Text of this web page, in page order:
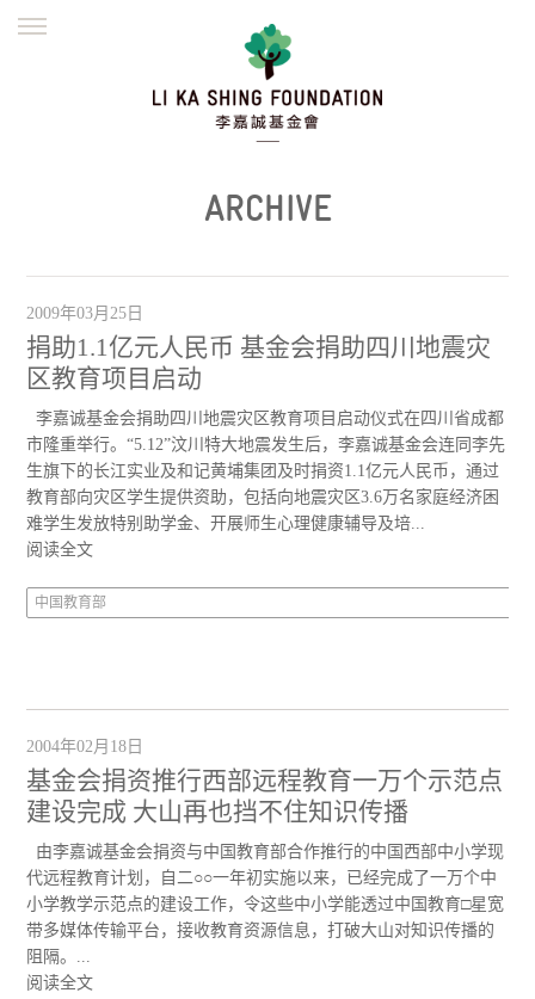
繁體
ARCHIVE
2009年03月25日
捐助1.1亿元人民币 基金会捐助四川地震灾
区教育项目启动
李嘉诚基金会捐助四川地震灾区教育项目启动仪式在四川省成都
市隆重举行。“5.12”汶川特大地震发生后，李嘉诚基金会连同李先
生旗下的长江实业及和记黄埔集团及时捐资1.1亿元人民币，通过
教育部向灾区学生提供资助，包括向地震灾区3.6万名家庭经济困
难学生发放特别助学金、开展师生心理健康辅导及培...
阅读全文
中国教育部
2004年02月18日
基金会捐资推行西部远程教育一万个示范点
建设完成 大山再也挡不住知识传播
由李嘉诚基金会捐资与中国教育部合作推行的中国西部中小学现
代远程教育计划，自二○○一年初实施以来，已经完成了一万个中
小学教学示范点的建设工作，令这些中小学能透过中国教育□星宽
带多媒体传输平台，接收教育资源信息，打破大山对知识传播的
阻隔。...
阅读全文